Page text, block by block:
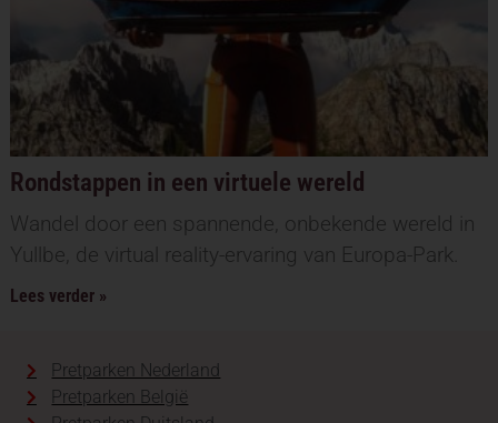
Rondstappen in een virtuele wereld
Wandel door een spannende, onbekende wereld in
Yullbe, de virtual reality-ervaring van Europa-Park.
Lees verder »
Pretparken Nederland
Pretparken België